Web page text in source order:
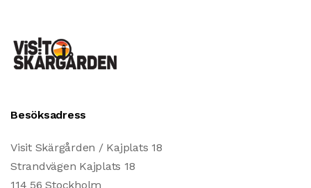
Besöksadress
Visit Skärgården / Kajplats 18
Strandvägen Kajplats 18
114 56 Stockholm